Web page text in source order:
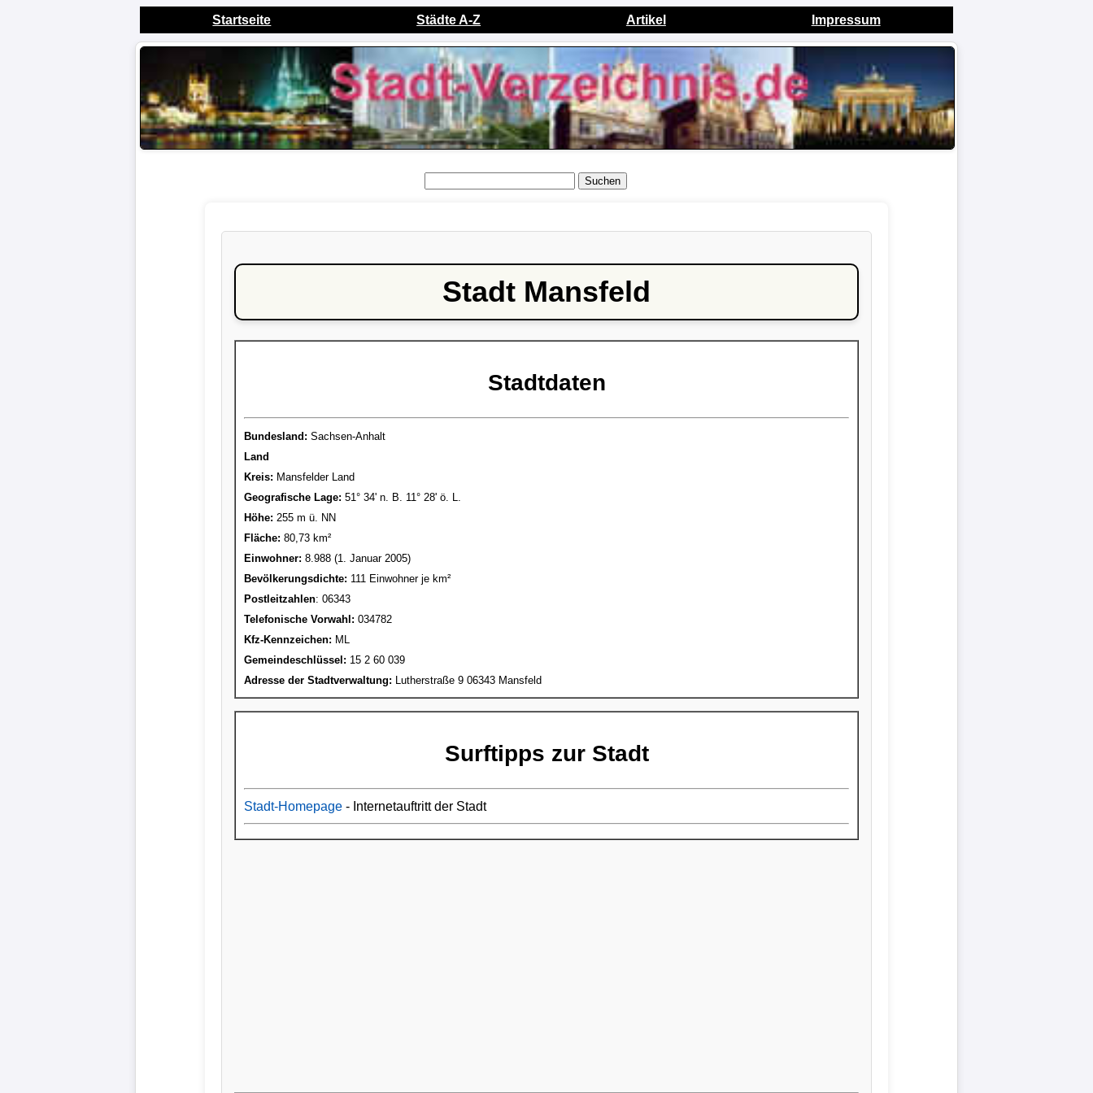
Startseite Städte A-Z Artikel Impressum
Suchen
Stadt Mansfeld
Stadtdaten
Bundesland: Sachsen-Anhalt
Land
Kreis: Mansfelder Land
Geografische Lage: 51° 34' n. B. 11° 28' ö. L.
Höhe: 255 m ü. NN
Fläche: 80,73 km²
Einwohner: 8.988 (1. Januar 2005)
Bevölkerungsdichte: 111 Einwohner je km²
Postleitzahlen: 06343
Telefonische Vorwahl: 034782
Kfz-Kennzeichen: ML
Gemeindeschlüssel: 15 2 60 039
Adresse der Stadtverwaltung: Lutherstraße 9 06343 Mansfeld
Surftipps zur Stadt
Stadt-Homepage - Internetauftritt der Stadt